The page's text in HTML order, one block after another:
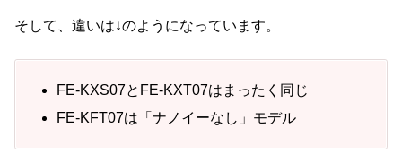
そして、違いは↓のようになっています。
FE-KXS07とFE-KXT07はまったく同じ
FE-KFT07は「ナノイーなし」モデル